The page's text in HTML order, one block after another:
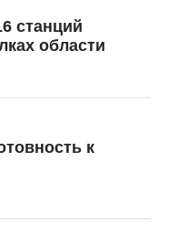
станций
области
к